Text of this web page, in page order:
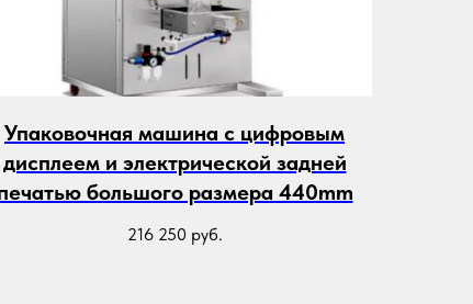
Упаковочная машина с цифровым
дисплеем и электрической задней
большого размера 440mm
216 250 руб.